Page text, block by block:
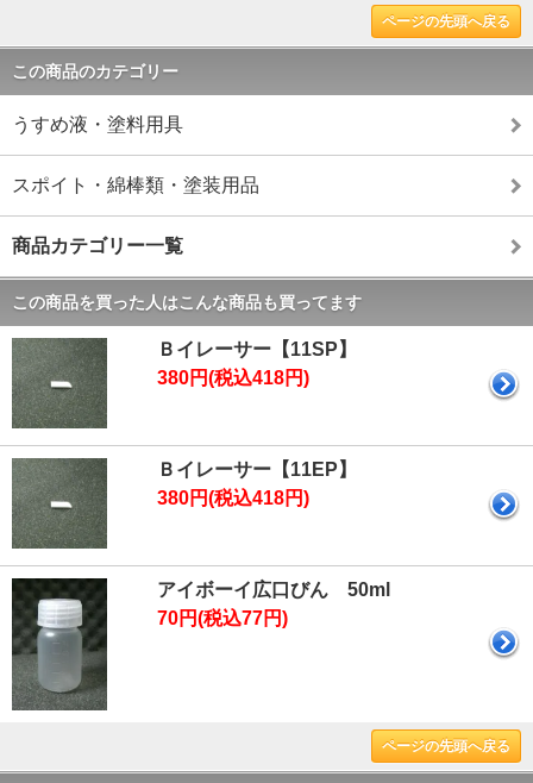
ページの先頭へ戻る
この商品のカテゴリー
うすめ液・塗料用具
スポイト・綿棒類・塗装用品
商品カテゴリー一覧
この商品を買った人はこんな商品も買ってます
Ｂイレーサー【11SP】
380円(税込418円)
Ｂイレーサー【11EP】
380円(税込418円)
アイボーイ広口びん 50ml
70円(税込77円)
ページの先頭へ戻る